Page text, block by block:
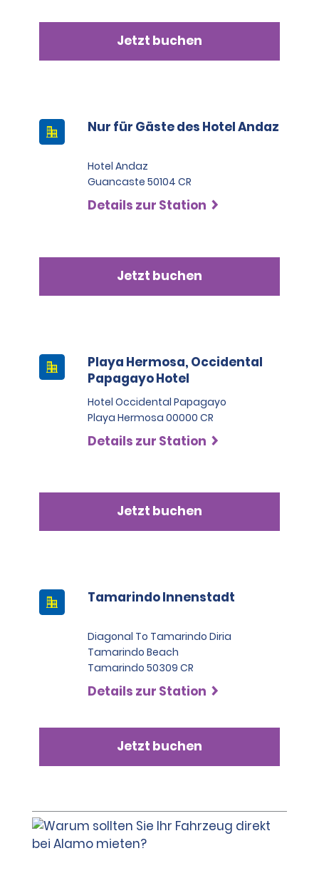
Jetzt buchen
Nur für Gäste des Hotel Andaz
Hotel Andaz
Guancaste 50104 CR
Details zur Station
Jetzt buchen
Playa Hermosa, Occidental
Papagayo Hotel
Hotel Occidental Papagayo
Playa Hermosa 00000 CR
Details zur Station
Jetzt buchen
Tamarindo Innenstadt
Diagonal To Tamarindo Diria
Tamarindo Beach
Tamarindo 50309 CR
Details zur Station
Jetzt buchen